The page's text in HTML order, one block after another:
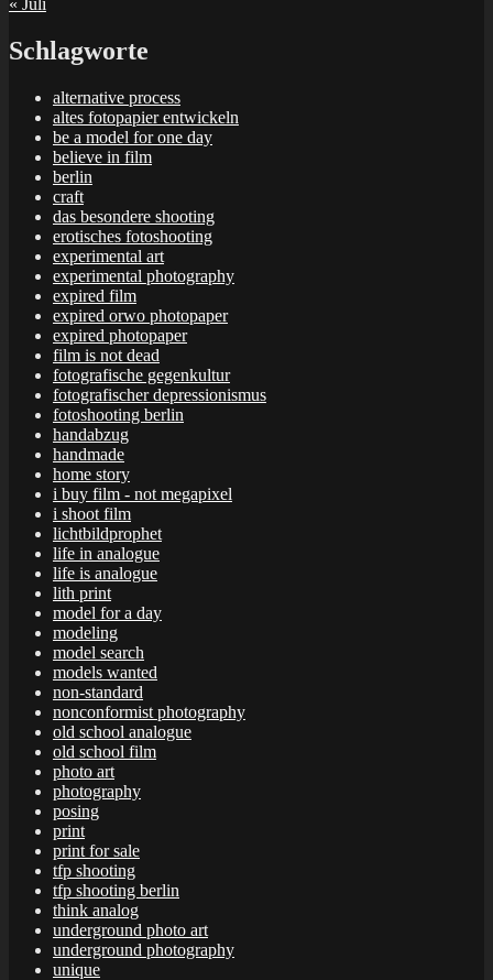
Schlagworte
alternative process
altes fotopapier entwickeln
be a model for one day
believe in film
berlin
craft
das besondere shooting
erotisches fotoshooting
experimental art
experimental photography
expired film
expired orwo photopaper
expired photopaper
film is not dead
fotografische gegenkultur
fotografischer depressionismus
fotoshooting berlin
handabzug
handmade
home story
i buy film - not megapixel
i shoot film
lichtbildprophet
life in analogue
life is analogue
lith print
model for a day
modeling
model search
models wanted
non-standard
nonconformist photography
old school analogue
old school film
photo art
photography
posing
print
print for sale
tfp shooting
tfp shooting berlin
think analog
underground photo art
underground photography
unique